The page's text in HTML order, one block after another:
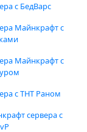
с БедВарс
Майнкрафт с
Майнкрафт с
с ТНТ Раном
сервера с